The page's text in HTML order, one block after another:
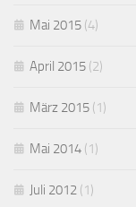
Mai 2015 (4)
April 2015 (2)
März 2015 (1)
Mai 2014 (1)
Juli 2012 (1)